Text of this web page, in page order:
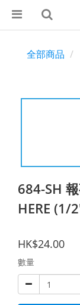
全部商品
684-SH
HERE (1/
HK$24.00
數量